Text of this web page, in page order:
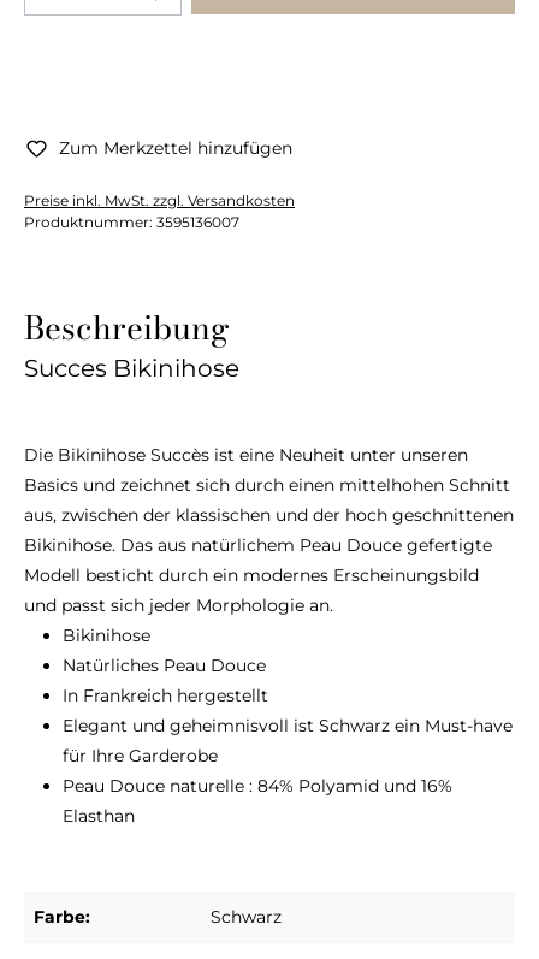
Zum Merkzettel hinzufügen
Preise inkl. MwSt. zzgl. Versandkosten
Produktnummer: 3595136007
Beschreibung
Succes Bikinihose
Die Bikinihose Succès ist eine Neuheit unter unseren
Basics und zeichnet sich durch einen mittelhohen Schnitt
aus, zwischen der klassischen und der hoch geschnittenen
Bikinihose. Das aus natürlichem Peau Douce gefertigte
Modell besticht durch ein modernes Erscheinungsbild
und passt sich jeder Morphologie an.
Bikinihose
Natürliches Peau Douce
In Frankreich hergestellt
Elegant und geheimnisvoll ist Schwarz ein Must-have
für Ihre Garderobe
Peau Douce naturelle : 84% Polyamid und 16%
Elasthan
Farbe: Schwarz